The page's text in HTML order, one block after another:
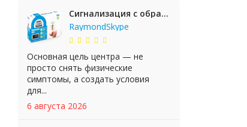
Сигнализация с обратной связью StarLine E65 BT 2CAN+LIN
RaymondSkype
Основная цель центра — не
просто снять физические
симптомы, а создать условия
для...
6 августа 2026